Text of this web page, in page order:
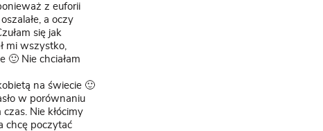
z euforii
a oczy
się jak
mi wszystko,
🙂 Nie chciałam
na świecie 🙂
w porównaniu
Nie kłócimy
chcę poczytać